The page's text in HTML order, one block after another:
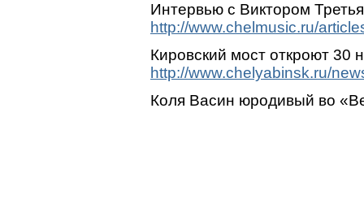
Интервью с Виктором
http://www.chelmusic.ru/
Кировский мост откроют 30
http://www.chelyabinsk.ru/
Коля Васин юродивый во